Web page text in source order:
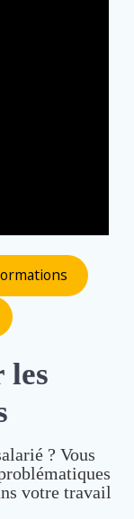
les
? Vous
votre travail